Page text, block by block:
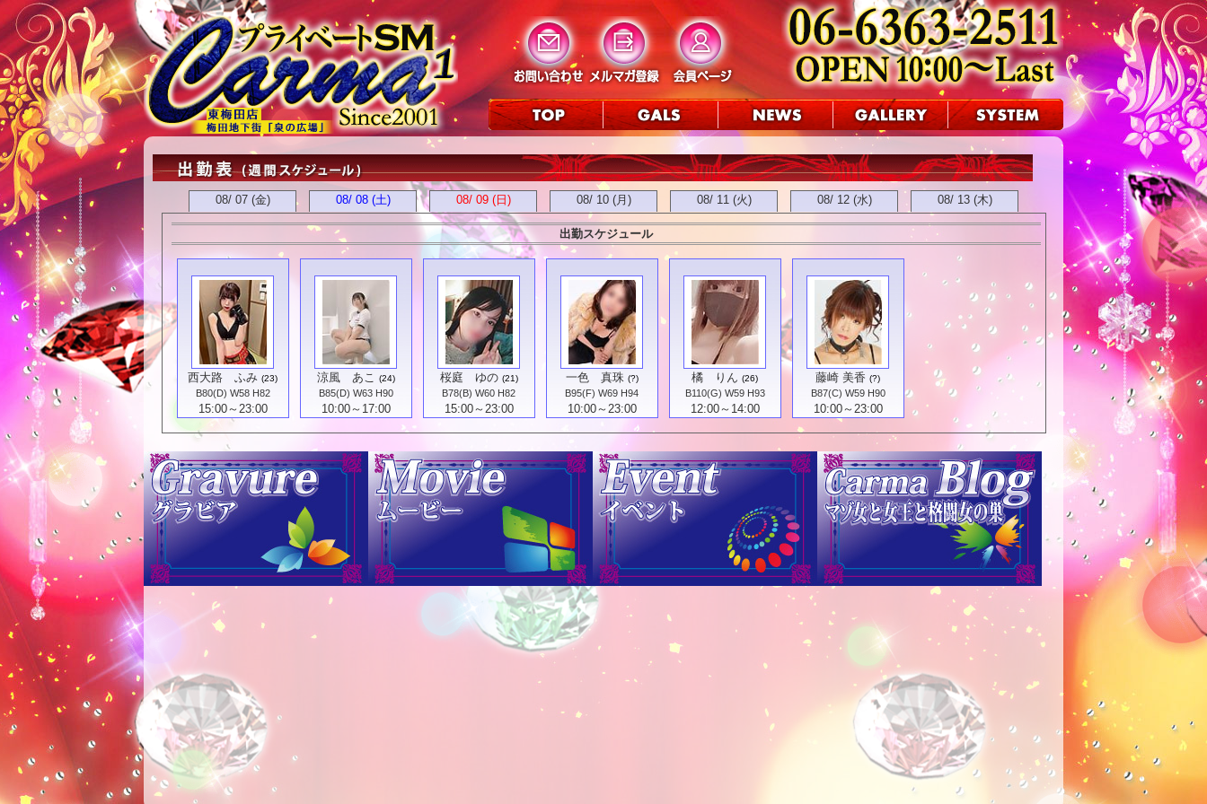
08/ 07 (金) 08/ 08 (土) 08/ 09 (日) 08/ 10 (月) 08/ 11 (火) 08/ 12 (水) 08/ 13 (木)
出勤スケジュール
西大路 ふみ (23)
B80(D) W58 H82
15:00～23:00
涼風 あこ (24)
B85(D) W63 H90
10:00～17:00
桜庭 ゆの (21)
B78(B) W60 H82
15:00～23:00
一色 真珠 (?)
B95(F) W69 H94
10:00～23:00
橘 りん (26)
B110(G) W59 H93
12:00～14:00
藤崎 美香 (?)
B87(C) W59 H90
10:00～23:00